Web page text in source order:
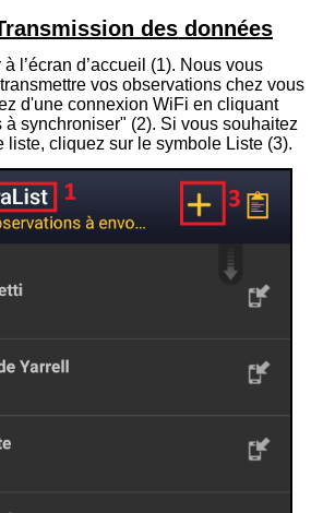
des données
l’écran d’accueil (1). Nous vous
vos observations chez vous
d'une connexion WiFi en cliquant
à synchroniser" (2). Si vous souhaitez
liste, cliquez sur le symbole Liste (3).